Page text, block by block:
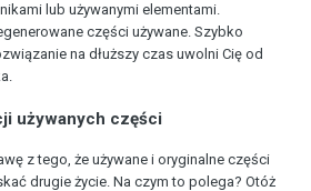
lub używanymi elementami.
części używane. Szybko
na dłuższy czas uwolni Cię od
używanych części
z tego, że używane i oryginalne części
drugie życie. Na czym to polega? Otóż